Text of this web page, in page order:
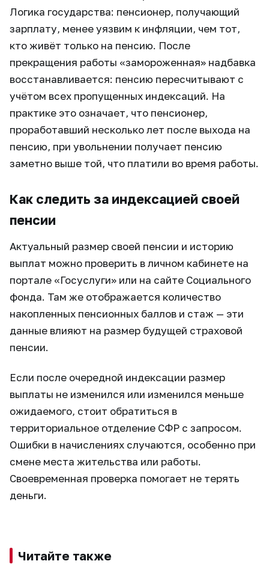
Логика государства: пенсионер, получающий
зарплату, менее уязвим к инфляции, чем тот,
кто живёт только на пенсию. После
прекращения работы «замороженная» надбавка
восстанавливается: пенсию пересчитывают с
учётом всех пропущенных индексаций. На
практике это означает, что пенсионер,
проработавший несколько лет после выхода на
пенсию, при увольнении получает пенсию
заметно выше той, что платили во время работы.
Как следить за индексацией своей
пенсии
Актуальный размер своей пенсии и историю
выплат можно проверить в личном кабинете на
портале «Госуслуги» или на сайте Социального
фонда. Там же отображается количество
накопленных пенсионных баллов и стаж — эти
данные влияют на размер будущей страховой
пенсии.
Если после очередной индексации размер
выплаты не изменился или изменился меньше
ожидаемого, стоит обратиться в
территориальное отделение СФР с запросом.
Ошибки в начислениях случаются, особенно при
смене места жительства или работы.
Своевременная проверка помогает не терять
деньги.
Читайте также